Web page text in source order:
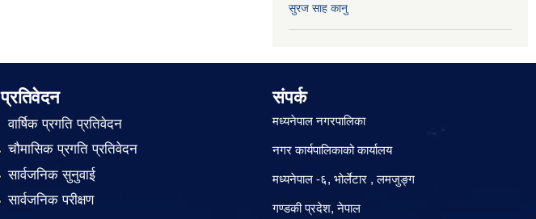
सुरज साह कानु
प्रतिवेदन
वार्षिक प्रगति प्रतिवेदन
चौमासिक प्रगति प्रतिवेदन
सार्वजनिक सुनुवाई
सार्वजनिक परीक्षण
संपर्क
मध्यनेपाल नगरपालिका
नगर कार्यपालिकाको कार्यालय
मध्यनेपाल -६, भोर्लेटार , लमजुङ्ग
गण्डकी प्रदेश, नेपाल